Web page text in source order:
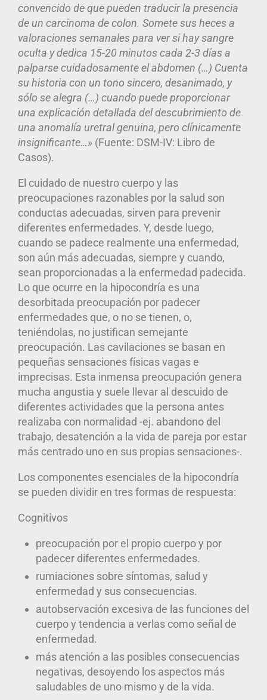
convencido de que pueden traducir la presencia
de un carcinoma de colon. Somete sus heces a
valoraciones semanales para ver si hay sangre
oculta y dedica 15-20 minutos cada 2-3 días a
palparse cuidadosamente el abdomen (…) Cuenta
su historia con un tono sincero, desanimado, y
sólo se alegra (…) cuando puede proporcionar
una explicación detallada del descubrimiento de
una anomalía uretral genuina, pero clínicamente
insignificante…» (Fuente: DSM-IV: Libro de
Casos).
El cuidado de nuestro cuerpo y las
preocupaciones razonables por la salud son
conductas adecuadas, sirven para prevenir
diferentes enfermedades. Y, desde luego,
cuando se padece realmente una enfermedad,
son aún más adecuadas, siempre y cuando,
sean proporcionadas a la enfermedad padecida.
Lo que ocurre en la hipocondría es una
desorbitada preocupación por padecer
enfermedades que, o no se tienen, o,
teniéndolas, no justifican semejante
preocupación. Las cavilaciones se basan en
pequeñas sensaciones físicas vagas e
imprecisas. Esta inmensa preocupación genera
mucha angustia y suele llevar al descuido de
diferentes actividades que la persona antes
realizaba con normalidad -ej. abandono del
trabajo, desatención a la vida de pareja por estar
más centrado uno en sus propias sensaciones-.
Los componentes esenciales de la hipocondría
se pueden dividir en tres formas de respuesta:
Cognitivos
preocupación por el propio cuerpo y por
padecer diferentes enfermedades.
rumiaciones sobre síntomas, salud y
enfermedad y sus consecuencias.
autobservación excesiva de las funciones del
cuerpo y tendencia a verlas como señal de
enfermedad.
más atención a las posibles consecuencias
negativas, desoyendo los aspectos más
saludables de uno mismo y de la vida.